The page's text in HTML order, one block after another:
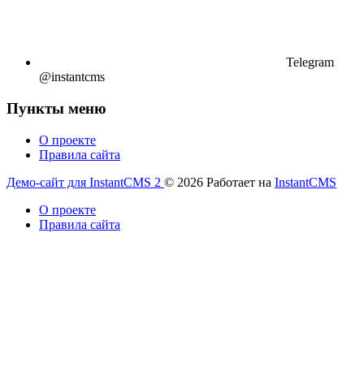
Telegram
@instantcms
Пункты меню
О проекте
Правила сайта
Демо-сайт для InstantCMS 2 © 2026 Работает на InstantCMS
О проекте
Правила сайта